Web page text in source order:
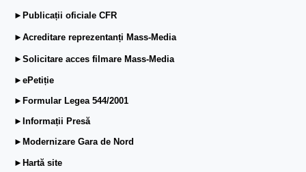
►Publicații oficiale CFR
►Acreditare reprezentanți Mass-Media
►Solicitare acces filmare Mass-Media
►ePetiție
►Formular Legea 544/2001
►Informații Presă
►Modernizare Gara de Nord
►Hartă site